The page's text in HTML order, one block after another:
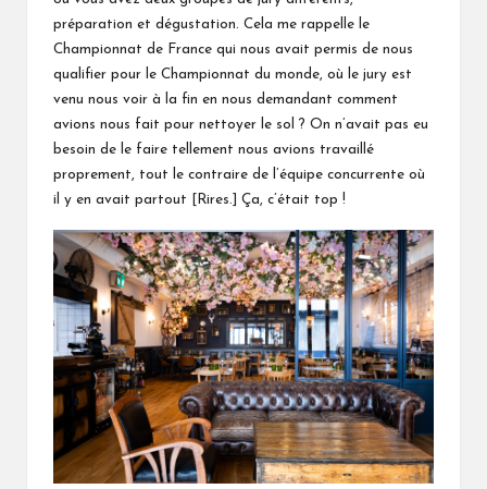
préparation et dégustation. Cela me rappelle le
Championnat de France qui nous avait permis de nous
qualifier pour le Championnat du monde, où le jury est
venu nous voir à la fin en nous demandant comment
avions nous fait pour nettoyer le sol ? On n’avait pas eu
besoin de le faire tellement nous avions travaillé
proprement, tout le contraire de l’équipe concurrente où
il y en avait partout [Rires.] Ça, c’était top !